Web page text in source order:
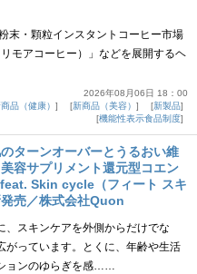
末・顆粒インスタントコーヒー市場
モアコーヒー）」などを展開するヘ
2026年08月06日 18：00
品（健康） 新商品（美容）
新製品
機能性表示食品制度
ターンオーバーとうるおい維
容サプリメント還元型コエン
Skin cycle（フィート スキ
売／株式会社Quon
、スキンケアを外側からだけでな
がっています。とくに、年齢や生活
ョンのゆらぎを感……